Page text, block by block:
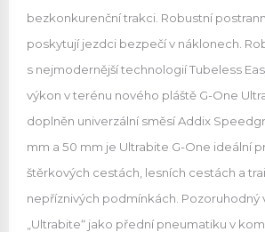
bezkonkurenční trakci. Robustní
poskytují jezdci bezpečí v náklonech.
s nejmodernější technologií Tubeless
výkon v terénu nového pláště G-One
doplněn univerzální směsí Addix
mm a 50 mm je Ultrabite G-One ideální
štěrkových cestách, lesních cestách a
nepříznivých podmínkách. Pozoruhodný
„Ultrabite“ jako přední pneumatiku v